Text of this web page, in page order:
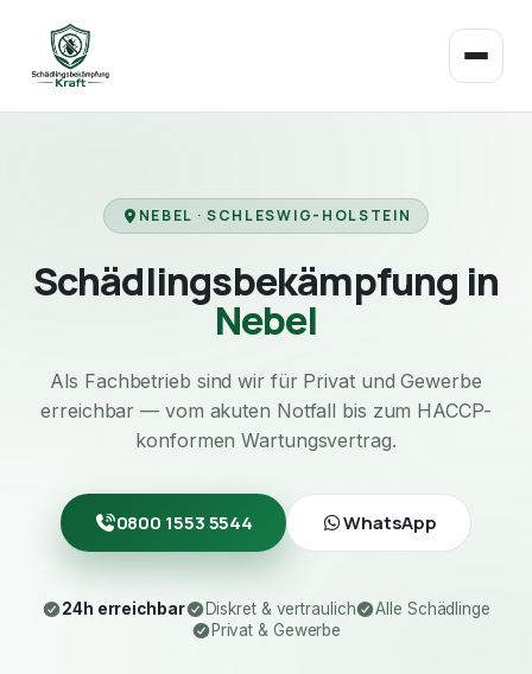
NEBEL · SCHLESWIG-HOLSTEIN
Schädlingsbekämpfung in
Nebel
Als Fachbetrieb sind wir für Privat und Gewerbe
erreichbar — vom akuten Notfall bis zum HACCP-
konformen Wartungsvertrag.
0800 1553 5544 WhatsApp
24h erreichbar Diskret & vertraulich
Alle Schädlinge
Privat & Gewerbe